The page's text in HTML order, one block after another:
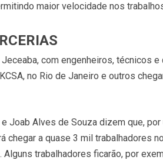
maior velocidade nos
com engenheiros, técnicos
no Rio de Janeiro e outros
Joab Alves de Souza dizem que,
chegar a quase 3 mil trabalhadores
trabalhadores ficarão, por